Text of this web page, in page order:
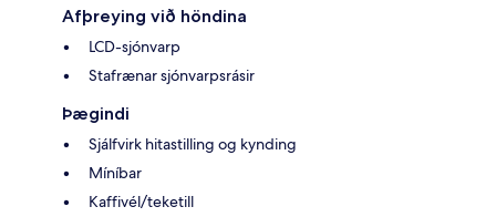
Afþreying við höndina
LCD-sjónvarp
Stafrænar sjónvarpsrásir
Þægindi
Sjálfvirk hitastilling og kynding
Míníbar
Kaffivél/teketill